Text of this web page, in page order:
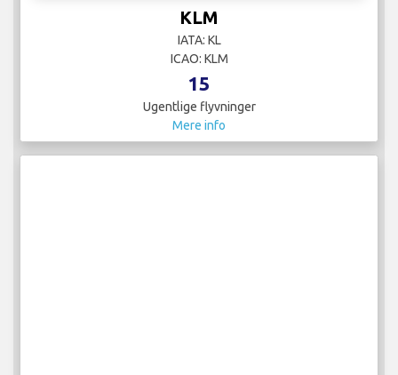
KLM
IATA: KL
ICAO: KLM
15
Ugentlige flyvninger
Mere info